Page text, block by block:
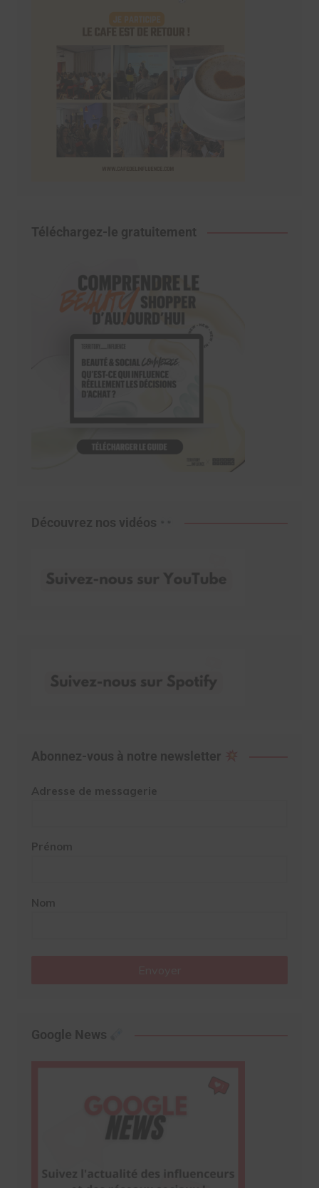
Téléchargez-le gratuitement
Découvrez nos vidéos
Abonnez-vous à notre newsletter
Adresse de messagerie
Prénom
Nom
Google News